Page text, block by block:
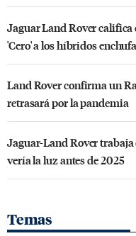
Jaguar Land Rover
'Cero' a los híbridos
Land Rover confirma un
retrasará por la pandemia
Jaguar-Land Rover trabaja
vería la luz antes de 2025
Temas